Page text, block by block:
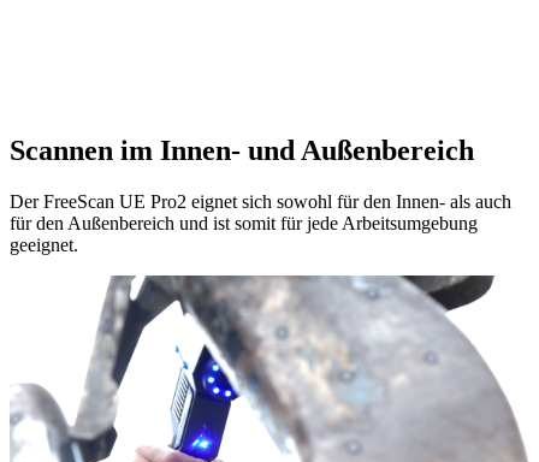
Scannen im Innen- und Außenbereich
Der FreeScan UE Pro2 eignet sich sowohl für den Innen- als auch
für den Außenbereich und ist somit für jede Arbeitsumgebung
geeignet.